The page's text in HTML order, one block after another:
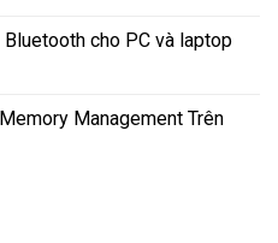
cho PC và laptop
Management Trên